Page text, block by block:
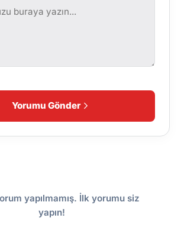
Yorumu Gönder
yapılmamış. İlk yorumu siz
yapın!